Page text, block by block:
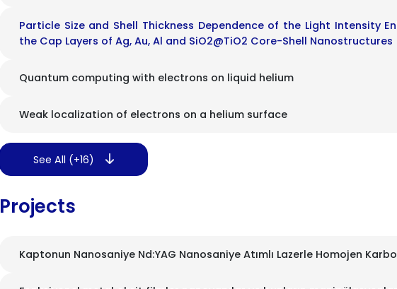
Particle Size and Shell Thickness Dependence of the Light Intensity
the Cap Layers of Ag, Au, Al and SiO2@TiO2 Core-Shell Nanostructures
Quantum computing with electrons on liquid helium
Weak localization of electrons on a helium surface
See All (+16)
Projects
Kaptonun Nanosaniye Nd:YAG Nanosaniye Atımlı Lazerle Homojen